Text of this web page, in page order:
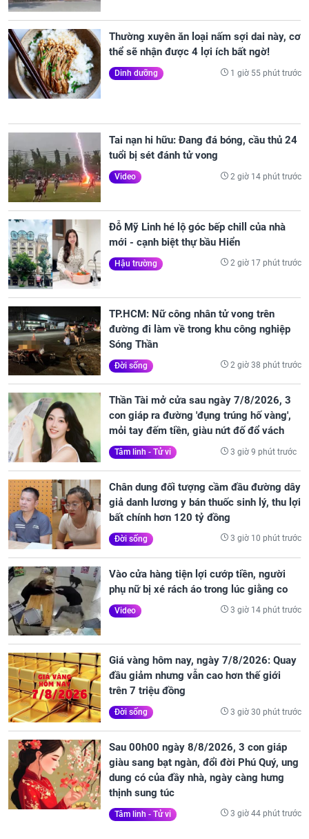
Thường xuyên ăn loại nấm sợi dai này, cơ
thể sẽ nhận được 4 lợi ích bất ngờ!
Dinh dưỡng 1 giờ 55 phút trước
Tai nạn hi hữu: Đang đá bóng, cầu thủ 24
tuổi bị sét đánh tử vong
Video 2 giờ 14 phút trước
Đỗ Mỹ Linh hé lộ góc bếp chill của nhà
mới - cạnh biệt thự bầu Hiển
Hậu trường 2 giờ 17 phút trước
TP.HCM: Nữ công nhân tử vong trên
đường đi làm về trong khu công nghiệp
Sóng Thần
Đời sống 2 giờ 38 phút trước
Thần Tài mở cửa sau ngày 7/8/2026, 3
con giáp ra đường 'đụng trúng hố vàng',
mỏi tay đếm tiền, giàu nứt đố đổ vách
Tâm linh - Tử vi 3 giờ 9 phút trước
Chân dung đối tượng cầm đầu đường dây
giả danh lương y bán thuốc sinh lý, thu lợi
bất chính hơn 120 tỷ đồng
Đời sống 3 giờ 10 phút trước
Vào cửa hàng tiện lợi cướp tiền, người
phụ nữ bị xé rách áo trong lúc giằng co
Video 3 giờ 14 phút trước
Giá vàng hôm nay, ngày 7/8/2026: Quay
đầu giảm nhưng vẫn cao hơn thế giới
trên 7 triệu đồng
Đời sống 3 giờ 30 phút trước
Sau 00h00 ngày 8/8/2026, 3 con giáp
giàu sang bạt ngàn, đổi đời Phú Quý, ung
dung có của đầy nhà, ngày càng hưng
thịnh sung túc
Tâm linh - Tử vi 3 giờ 44 phút trước